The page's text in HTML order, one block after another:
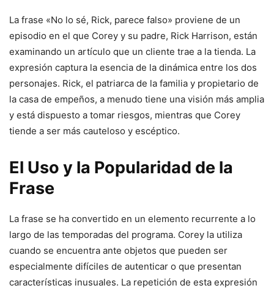
La frase «No lo sé, Rick, parece falso» proviene de un
episodio en el que Corey y su padre, Rick Harrison, están
examinando un artículo que un cliente trae a la tienda. La
expresión captura la esencia de la dinámica entre los dos
personajes. Rick, el patriarca de la familia y propietario de
la casa de empeños, a menudo tiene una visión más amplia
y está dispuesto a tomar riesgos, mientras que Corey
tiende a ser más cauteloso y escéptico.
El Uso y la Popularidad de la
Frase
La frase se ha convertido en un elemento recurrente a lo
largo de las temporadas del programa. Corey la utiliza
cuando se encuentra ante objetos que pueden ser
especialmente difíciles de autenticar o que presentan
características inusuales. La repetición de esta expresión